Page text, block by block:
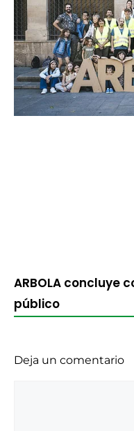
ARBOLA concluye
público
Deja un comentario